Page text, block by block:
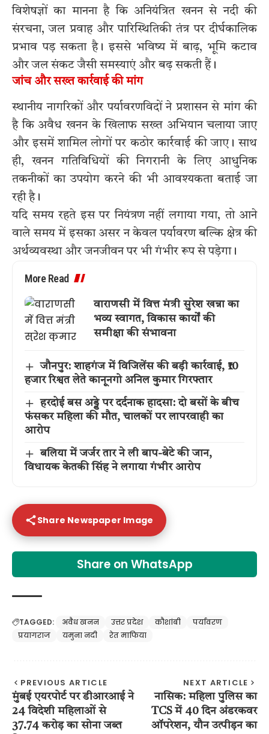
विशेषज्ञों का मानना है कि अनियंत्रित खनन से नदी की
संरचना, जल प्रवाह और पारिस्थितिकी तंत्र पर दीर्घकालिक
प्रभाव पड़ सकता है। इससे भविष्य में बाढ़, भूमि कटाव
और जल संकट जैसी समस्याएं और बढ़ सकती हैं।
जांच और सख्त कार्रवाई की मांग
स्थानीय नागरिकों और पर्यावरणविदों ने प्रशासन से मांग की
है कि अवैध खनन के खिलाफ सख्त अभियान चलाया जाए
और इसमें शामिल लोगों पर कठोर कार्रवाई की जाए। साथ
ही, खनन गतिविधियों की निगरानी के लिए आधुनिक
तकनीकों का उपयोग करने की भी आवश्यकता बताई जा
रही है।
यदि समय रहते इस पर नियंत्रण नहीं लगाया गया, तो आने
वाले समय में इसका असर न केवल पर्यावरण बल्कि क्षेत्र की
अर्थव्यवस्था और जनजीवन पर भी गंभीर रूप से पड़ेगा।
More Read
वाराणसी में वित्त मंत्री सुरेश खन्ना का
भव्य स्वागत, विकास कार्यों की
समीक्षा की संभावना
जौनपुर: शाहगंज में विजिलेंस की बड़ी कार्रवाई, ₹10
हजार रिश्वत लेते कानूनगो अनिल कुमार गिरफ्तार
हरदोई बस अड्डे पर दर्दनाक हादसा: दो बसों के बीच
फंसकर महिला की मौत, चालकों पर लापरवाही का
आरोप
बलिया में जर्जर तार ने ली बाप-बेटे की जान,
विधायक केतकी सिंह ने लगाया गंभीर आरोप
Share Newspaper Image
Share on WhatsApp
TAGGED: अवैध खनन उत्तर प्रदेश कौशांबी
पर्यावरण
प्रयागराज
यमुना नदी रेत माफिया
PREVIOUS ARTICLE
मुंबई एयरपोर्ट पर डीआरआई ने
24 विदेशी महिलाओं से
37.74 करोड़ का सोना जब्त
NEXT ARTICLE
नासिक: महिला पुलिस का
TCS में 40 दिन अंडरकवर
ऑपरेशन, यौन उत्पीड़न का